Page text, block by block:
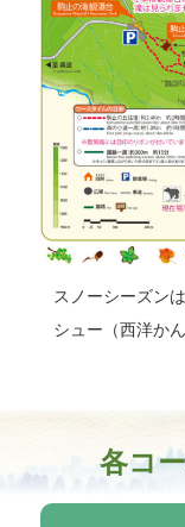
スノーシーズン
シュー（西洋か
各コ